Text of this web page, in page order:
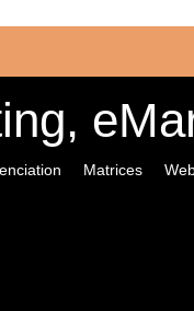
Matrices